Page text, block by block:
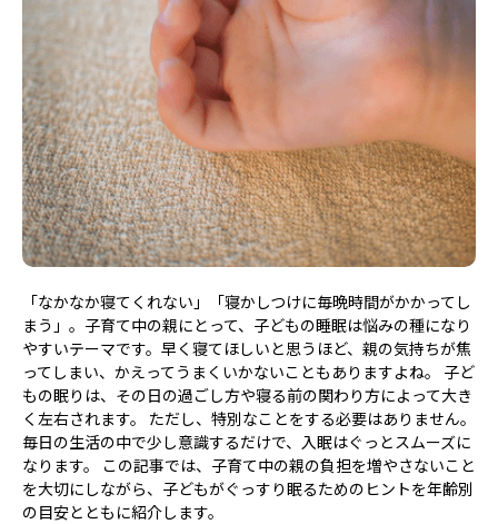
「なかなか寝てくれない」「寝かしつけに毎晩時間がかかってし
まう」。子育て中の親にとって、子どもの睡眠は悩みの種になり
やすいテーマです。早く寝てほしいと思うほど、親の気持ちが焦
ってしまい、かえってうまくいかないこともありますよね。 子ど
もの眠りは、その日の過ごし方や寝る前の関わり方によって大き
く左右されます。 ただし、特別なことをする必要はありません。
毎日の生活の中で少し意識するだけで、入眠はぐっとスムーズに
なります。 この記事では、子育て中の親の負担を増やさないこと
を大切にしながら、子どもがぐっすり眠るためのヒントを年齢別
の目安とともに紹介します。